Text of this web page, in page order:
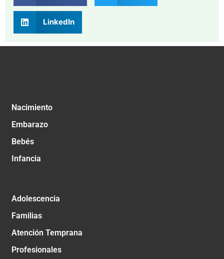
LinkedIn
Nacimiento
Embarazo
Bebés
Infancia
Adolescencia
Familias
Atención Temprana
Profesionales